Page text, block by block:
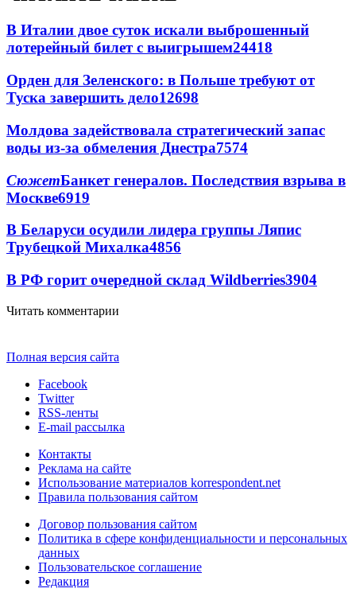
В Италии двое суток искали выброшенный
лотерейный билет с выигрышем24418
Орден для Зеленского: в Польше требуют от
Туска завершить дело12698
Молдова задействовала стратегический запас
воды из-за обмеления Днестра7574
СюжетБанкет генералов. Последствия взрыва в
Москве6919
В Беларуси осудили лидера группы Ляпис
Трубецкой Михалка4856
В РФ горит очередной склад Wildberries3904
Читать комментарии
Полная версия сайта
Facebook
Twitter
RSS-ленты
E-mail рассылка
Контакты
Реклама на сайте
Использование материалов korrespondent.net
Правила пользования сайтом
Договор пользования сайтом
Политика в сфере конфиденциальности и персональных
данных
Пользовательское соглашение
Редакция